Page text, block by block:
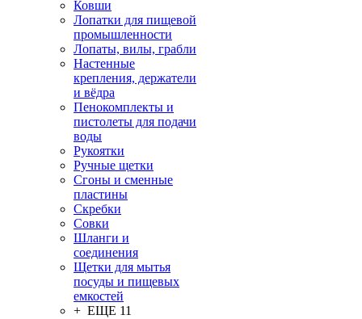
Ковши
Лопатки для пищевой
промышленности
Лопаты, вилы, грабли
Настенные
крепления, держатели
и вёдра
Пенокомплекты и
пистолеты для подачи
воды
Рукоятки
Ручные щетки
Сгоны и сменные
пластины
Скребки
Совки
Шланги и
соединения
Щетки для мытья
посуды и пищевых
емкостей
+ ЕЩЕ 11